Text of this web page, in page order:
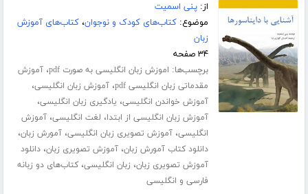
از:پنی اسمیت
موضوع:کتاب‌های کودک و نوجوان،کتاب‌های آموزش
زبان
۳۴ صفحه
برچسب‌ها: اموزش زبان انگلیسی به صورت pdf ،آموزش
مقدماتی زبان انگلیسی pdf
،آموزش زبان انگلیسی،
آموزش خواندن انگلیسی، یادگیری زبان انگلیسی،
آموزش زبان انگلیسی از ابتدا، لغت انگلیسی،آموزش
انگلیسی،آموزش تصویری زبان انگلیسی،آمورش زبان،
دانلود کتاب آمورش زبان،آموزش تصویری زبان،دانلود
آموزش تصویری زبان، زبان انگلیسی،کتاب‌های دو زبانه
فارسی و انگلیسی